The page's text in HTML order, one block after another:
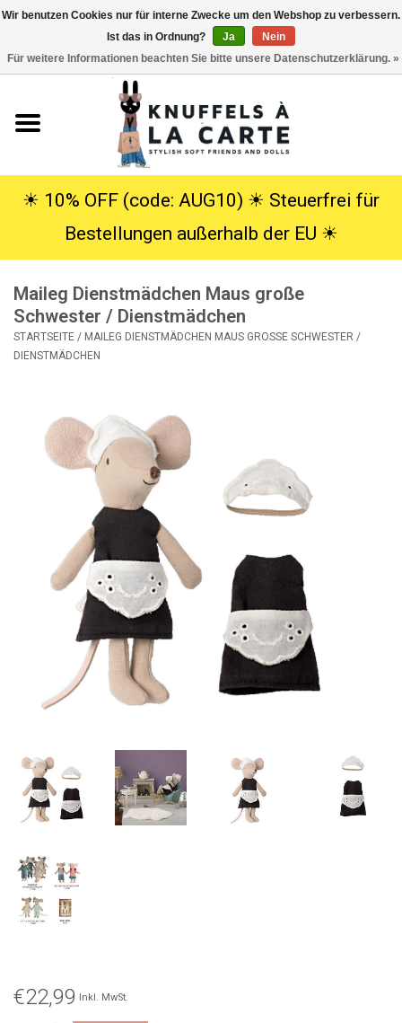
Kuscheltiere
SALE
Geschenke
Lookbooks
☀︎ 10% OFF (code: AUG10) ☀︎ Steuerfrei für
Bestellungen außerhalb der EU ☀︎
Maileg Dienstmädchen Maus große
Schwester / Dienstmädchen
STARTSEITE / MAILEG DIENSTMÄDCHEN MAUS GROSSE SCHWESTER / D
IENSTMÄDCHEN
€22,99 Inkl. MwSt.
Wir benutzen Cookies nur für interne Zwecke um den Webshop zu verbessern.
Ist das in Ordnung?
Ja
Nein
Für weitere Informationen beachten Sie bitte unsere Datenschutzerklärung. »